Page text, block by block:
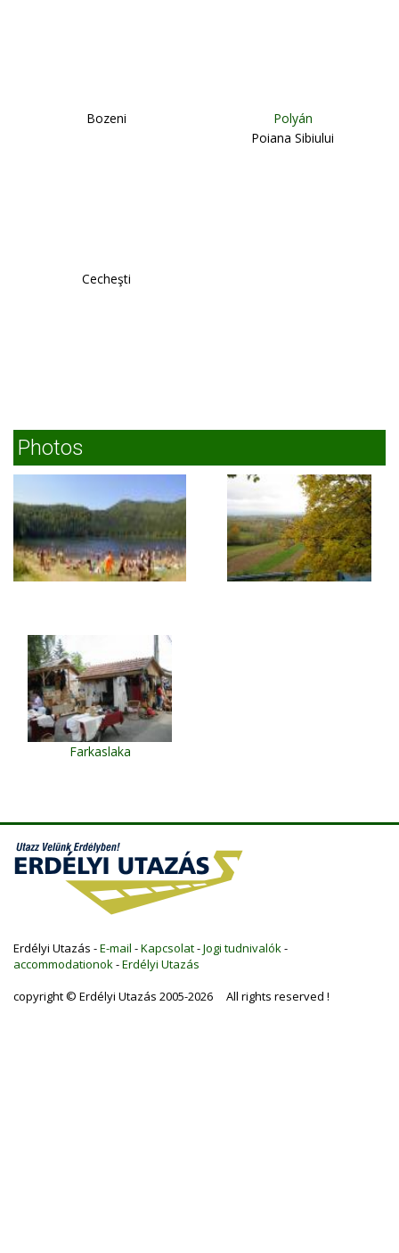
Bozeni
Polyán
Poiana Sibiului
Cecheşti
Photos
Farkaslaka
Erdélyi Utazás -E-mail -Kapcsolat-Jogi tudnivalók-
accommodationok-Erdélyi Utazás
copyright © Erdélyi Utazás 2005-2026 All rights reserved !